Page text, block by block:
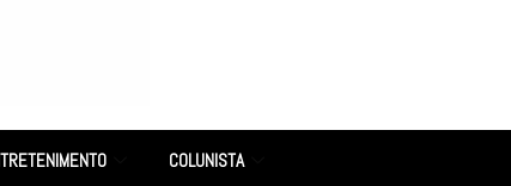
COLUNISTA